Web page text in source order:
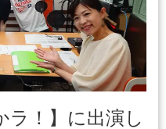
ラ！】に出演し